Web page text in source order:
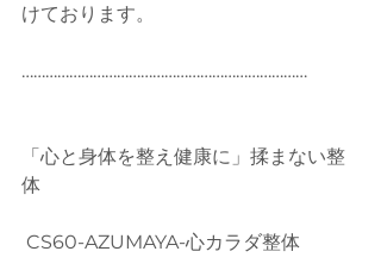
けております。
………………………………………………………………
「心と身体を整え健康に」揉まない整
体
CS60-AZUMAYA-心カラダ整体